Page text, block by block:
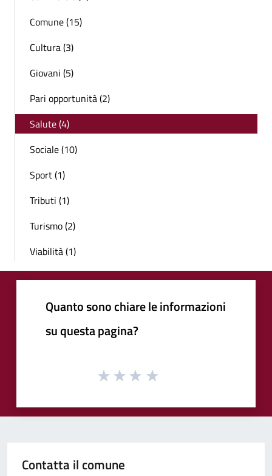
Comune (15)
Cultura (3)
Giovani (5)
Pari opportunità (2)
Salute (4)
Sociale (10)
Sport (1)
Tributi (1)
Turismo (2)
Viabilità (1)
Quanto sono chiare le informazioni
su questa pagina?
Contatta il comune